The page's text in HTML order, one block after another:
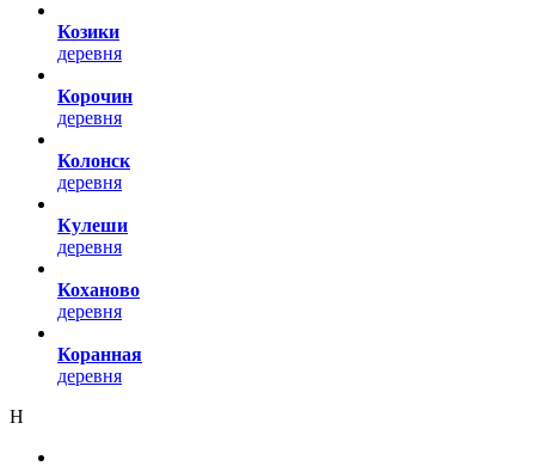
Козики
деревня
Корочин
деревня
Колонск
деревня
Кулеши
деревня
Коханово
деревня
Коранная
деревня
Н